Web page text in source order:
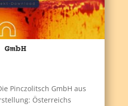
Pinczolitsch GmbH aus
Österreichs